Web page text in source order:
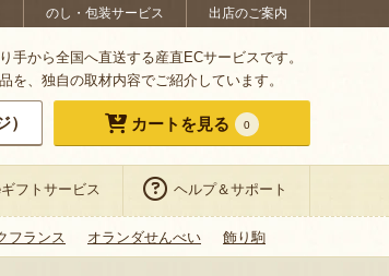
のし・包装サービス 出店のご案内
手から全国へ直送する産直ECサービスです。
を、独自の取材内容でご紹介しています。
カートを見る 0
フトサービス ヘルプ＆サポート
フランス オランダせんべい 飾り駒